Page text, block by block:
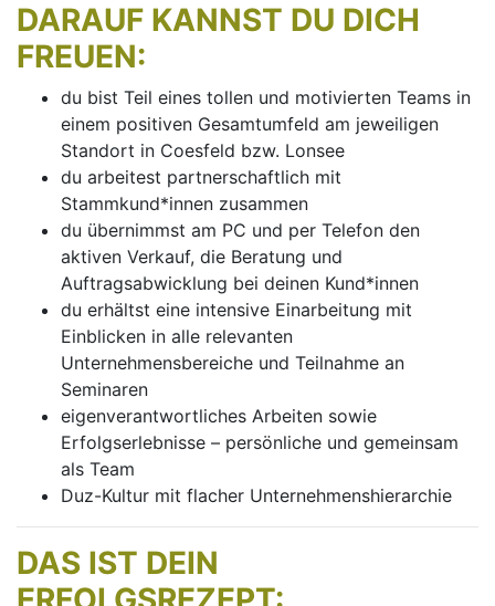
DARAUF KANNST DU DICH
FREUEN:
du bist Teil eines tollen und motivierten Teams in
einem positiven Gesamtumfeld am jeweiligen
Standort in Coesfeld bzw. Lonsee
du arbeitest partnerschaftlich mit
Stammkund*innen zusammen
du übernimmst am PC und per Telefon den
aktiven Verkauf, die Beratung und
Auftragsabwicklung bei deinen Kund*innen
du erhältst eine intensive Einarbeitung mit
Einblicken in alle relevanten
Unternehmensbereiche und Teilnahme an
Seminaren
eigenverantwortliches Arbeiten sowie
Erfolgserlebnisse – persönliche und gemeinsam
als Team
Duz-Kultur mit flacher Unternehmenshierarchie
DAS IST DEIN